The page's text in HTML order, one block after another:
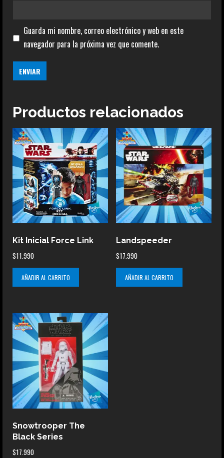
Guarda mi nombre, correo electrónico y web en este
navegador para la próxima vez que comente.
Productos relacionados
Kit Inicial Force Link
$11.990
AÑADIR AL CARRITO
Landspeeder
$17.990
AÑADIR AL CARRITO
Snowtrooper The
Black Series
$17.990